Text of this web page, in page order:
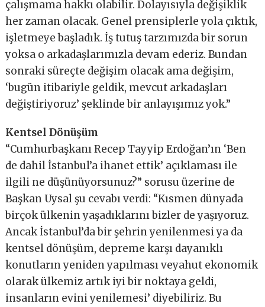
çalışmama hakkı olabilir. Dolayısıyla değişiklik
her zaman olacak. Genel prensiplerle yola çıktık,
işletmeye başladık. İş tutuş tarzımızda bir sorun
yoksa o arkadaşlarımızla devam ederiz. Bundan
sonraki süreçte değişim olacak ama değişim,
‘bugün itibariyle geldik, mevcut arkadaşları
değiştiriyoruz’ şeklinde bir anlayışımız yok.”
Kentsel Dönüşüm
“Cumhurbaşkanı Recep Tayyip Erdoğan’ın ‘Ben
de dahil İstanbul’a ihanet ettik’ açıklaması ile
ilgili ne düşünüyorsunuz?” sorusu üzerine de
Başkan Uysal şu cevabı verdi: “Kısmen dünyada
birçok ülkenin yaşadıklarını bizler de yaşıyoruz.
Ancak İstanbul’da bir şehrin yenilenmesi ya da
kentsel dönüşüm, depreme karşı dayanıklı
konutların yeniden yapılması veyahut ekonomik
olarak ülkemiz artık iyi bir noktaya geldi,
insanların evini yenilemesi’ diyebiliriz. Bu